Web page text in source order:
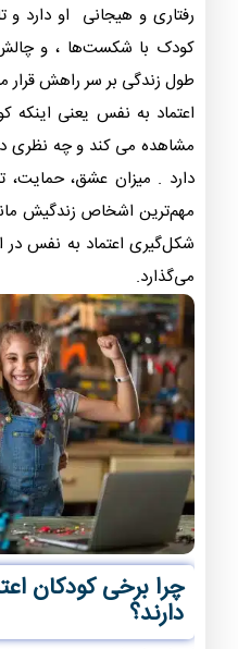
رفتاری و هیجانی او دارد و
کودک با شکست‌ها ، و
طول زندگی بر سر راهش قرار
اعتماد به نفس یعنی
مشاهده می کند و چه نظری
دارد . میزان عشق، حمایت،
مهم‌ترین اشخاص زندگیش
شکل‌گیری اعتماد به نفس
می‌گذارد.
چرا برخی کودکان
دارند؟